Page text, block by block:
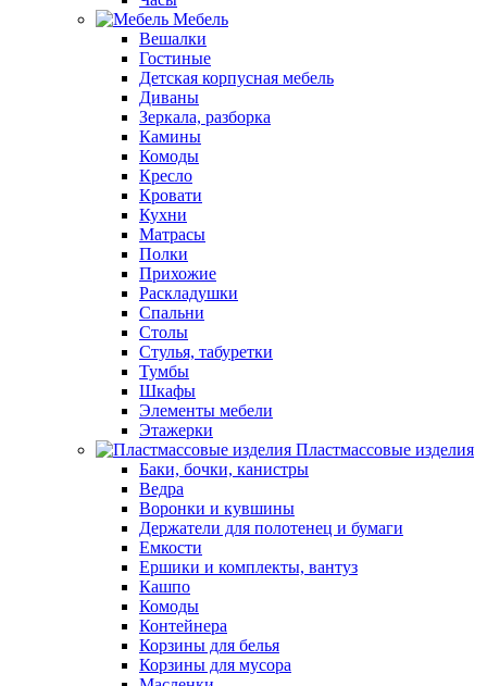
Мебель
Вешалки
Гостиные
Детская корпусная мебель
Диваны
Зеркала, разборка
Камины
Комоды
Кресло
Кровати
Кухни
Матрасы
Полки
Прихожие
Раскладушки
Спальни
Столы
Стулья, табуретки
Тумбы
Шкафы
Элементы мебели
Этажерки
Пластмассовые изделия
Баки, бочки, канистры
Ведра
Воронки и кувшины
Держатели для полотенец и бумаги
Емкости
Ершики и комплекты, вантуз
Кашпо
Комоды
Контейнера
Корзины для белья
Корзины для мусора